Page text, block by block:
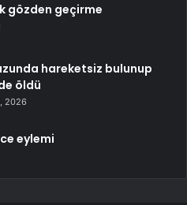
gözden geçirme
hareketsiz bulunup
öldü
2026
eylemi